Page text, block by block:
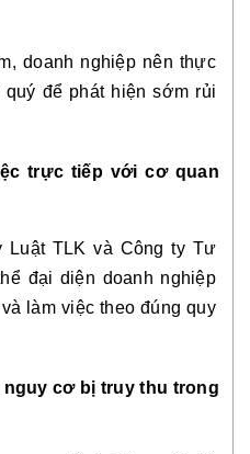
doanh nghiệp nên thực
để phát hiện sớm rủi
trực tiếp với cơ quan
Luật TLK và Công ty Tư
đại diện doanh nghiệp
làm việc theo đúng quy
nguy cơ bị truy thu trong